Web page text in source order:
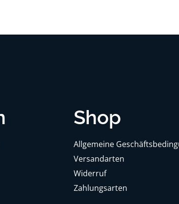
Shop
Allgemeine
Versandarten
Widerruf
Zahlungsarten